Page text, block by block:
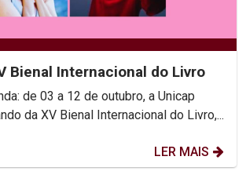
Bienal Internacional do Livro
de 03 a 12 de outubro, a Unicap
da XV Bienal Internacional do Livro,...
LER MAIS